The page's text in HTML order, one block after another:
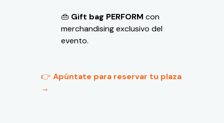
👜 Gift bag PERFORM con
merchandising exclusivo del
evento.
👉 Apúntate para reservar tu plaza
→